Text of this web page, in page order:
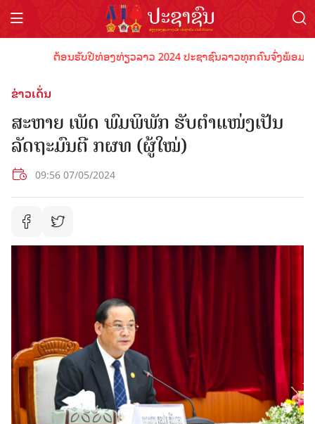
ຕ້ອນຮັບປີທ່ອງທ່ຽວລາວ 2024 ປະຊາຊົນລາວທຸກຄົນຈົ່ງພ້ອມເ
ຂ່າວເດັ່ນ
ສະຫາຍ ເພັດ ພົມພິພັກ ຮັບຕໍາແໜ່ງເປັນ
ລັດຖະມົນຕີ ກຜທ (ຜູ້ໃໝ່)
09:56 07/05/2024